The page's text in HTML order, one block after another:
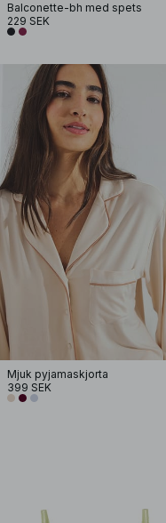
Balconette-bh med spets
229 SEK
Mjuk pyjamaskjorta
399 SEK